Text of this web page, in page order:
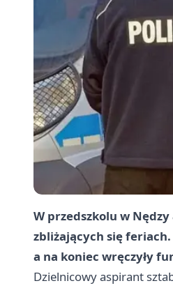
W przedszkolu w Nędzy
zbliżających się
a na koniec wręczyły
Dzielnicowy aspirant